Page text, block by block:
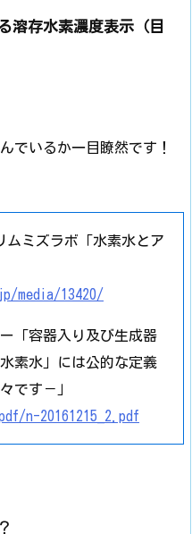
溶存水素濃度表示（目
でいるか一目瞭然です！
ミズラボ「水素水とア
media/13420/
「容器入り及び生成器
素水」には公的な定義
です－」
n-20161215_2.pdf